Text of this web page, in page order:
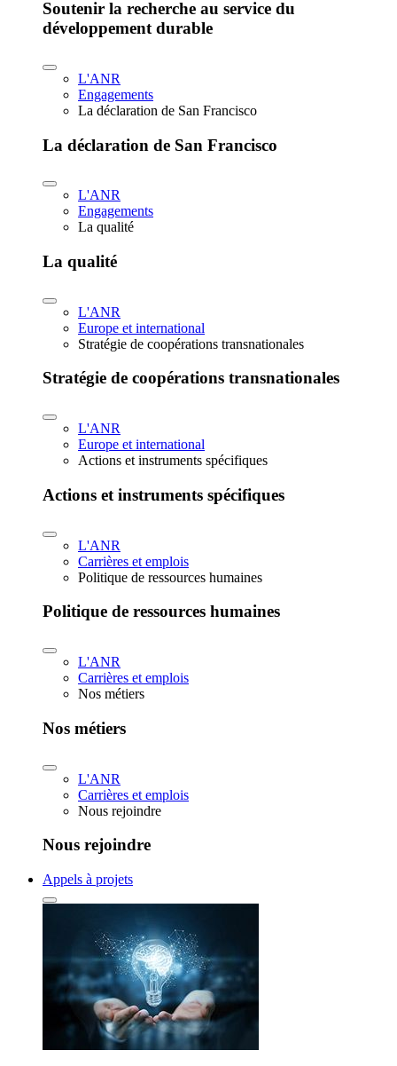
Soutenir la recherche au service du
développement durable
L'ANR
Engagements
La déclaration de San Francisco
La déclaration de San Francisco
L'ANR
Engagements
La qualité
La qualité
L'ANR
Europe et international
Stratégie de coopérations transnationales
Stratégie de coopérations transnationales
L'ANR
Europe et international
Actions et instruments spécifiques
Actions et instruments spécifiques
L'ANR
Carrières et emplois
Politique de ressources humaines
Politique de ressources humaines
L'ANR
Carrières et emplois
Nos métiers
Nos métiers
L'ANR
Carrières et emplois
Nous rejoindre
Nous rejoindre
Appels à projets